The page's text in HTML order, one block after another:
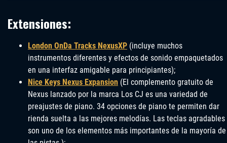
Extensiones:
London OnDa Tracks NexusXP (incluye muchos
instrumentos diferentes y efectos de sonido empaquetados
en una interfaz amigable para principiantes);
Nice Keys Nexus Expansion (El complemento gratuito de
Nexus lanzado por la marca Los CJ es una variedad de
preajustes de piano. 34 opciones de piano te permiten dar
rienda suelta a las mejores melodías. Las teclas agradables
son uno de los elementos más importantes de la mayoría de